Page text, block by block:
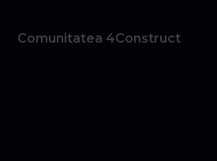
Comunitatea 4Construct